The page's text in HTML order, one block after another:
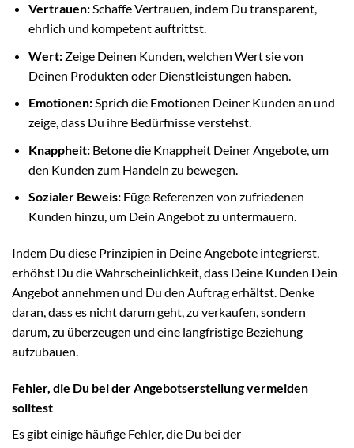
Vertrauen:Schaffe Vertrauen, indem Du transparent,
ehrlich und kompetent auftrittst.
Wert:Zeige Deinen Kunden, welchen Wert sie von
Deinen Produkten oder Dienstleistungen haben.
Emotionen:Sprich die Emotionen Deiner Kunden an und
zeige, dass Du ihre Bedürfnisse verstehst.
Knappheit:Betone die Knappheit Deiner Angebote, um
den Kunden zum Handeln zu bewegen.
Sozialer Beweis:Füge Referenzen von zufriedenen
Kunden hinzu, um Dein Angebot zu untermauern.
Indem Du diese Prinzipien in Deine Angebote integrierst,
erhöhst Du die Wahrscheinlichkeit, dass Deine Kunden Dein
Angebot annehmen und Du den Auftrag erhältst. Denke
daran, dass es nicht darum geht, zu verkaufen, sondern
darum, zu überzeugen und eine langfristige Beziehung
aufzubauen.
Fehler, die Du bei der Angebotserstellung vermeiden
solltest
Es gibt einige häufige Fehler, die Du bei der